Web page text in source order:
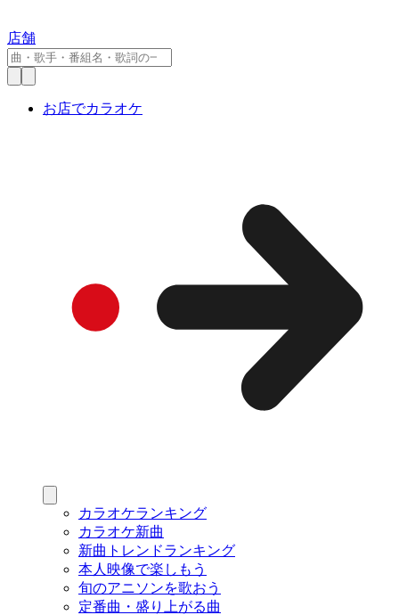
店舗
お店でカラオケ
カラオケランキング
カラオケ新曲
新曲トレンドランキング
本人映像で楽しもう
旬のアニソンを歌おう
定番曲・盛り上がる曲